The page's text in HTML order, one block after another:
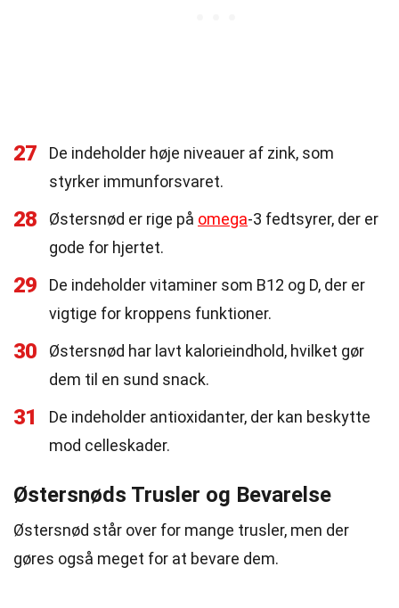
27
De indeholder høje niveauer af zink, som
styrker immunforsvaret.
28 Østersnød er rige på omega-3 fedtsyrer, der er
gode for hjertet.
29
De indeholder vitaminer som B12 og D, der er
vigtige for kroppens funktioner.
30
Østersnød har lavt kalorieindhold, hvilket gør
dem til en sund snack.
31
De indeholder antioxidanter, der kan beskytte
mod celleskader.
Østersnøds Trusler og Bevarelse
Østersnød står over for mange trusler, men der
gøres også meget for at bevare dem.